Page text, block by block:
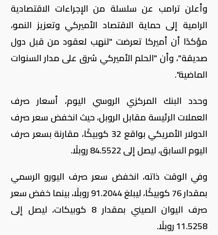
وأعلن ترامب عن سلسلة من الإجراءات الاقتصادية
الرامية إلى حماية الاقتصاد الأميركي وتعزيز النمو،
مؤكدًا أن أميركا تعرضت "لنهب لعقود من قبل دول
صديقة"، وأن "الحلم الأميركي سُرق على مدار السنوات
الماضية".
وحدد البنك المركزي الروسي اليوم، أسعار صرف
العملات الرئيسة مقابل الروبل، حيث انخفض سعر صرف
الدولار الأمريكي بواقع 32 كوبيكًا، مقارنة بسعر صرف
اليوم السابق، ليصل إلى 84.5522 روبلًا.
وفي الوقت ذاته، انخفض سعر صرف اليورو الرسمي
بمقدار 76 كوبيكًا، ليبلغ 91.2044 روبلًا، بينما خفض سعر
صرف اليوان الصيني بمقدار 8 كوبيكات، ليصل إلى
11.5258 روبلًا.